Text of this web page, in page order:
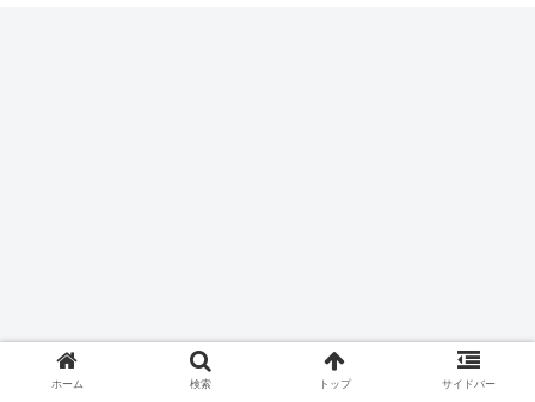
ホーム 検索 トップ サイドバー